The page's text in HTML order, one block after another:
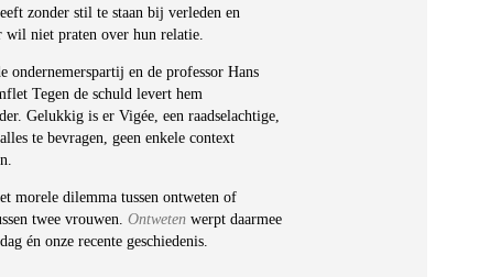
zonder stil te staan bij verleden en
niet praten over hun relatie.
ondernemerspartij en de professor Hans
Tegen de schuld levert hem
Gelukkig is er Vigée, een raadselachtige,
te bevragen, geen enkele context
morele dilemma tussen ontweten of
twee vrouwen. Ontweten werpt daarmee
én onze recente geschiedenis.